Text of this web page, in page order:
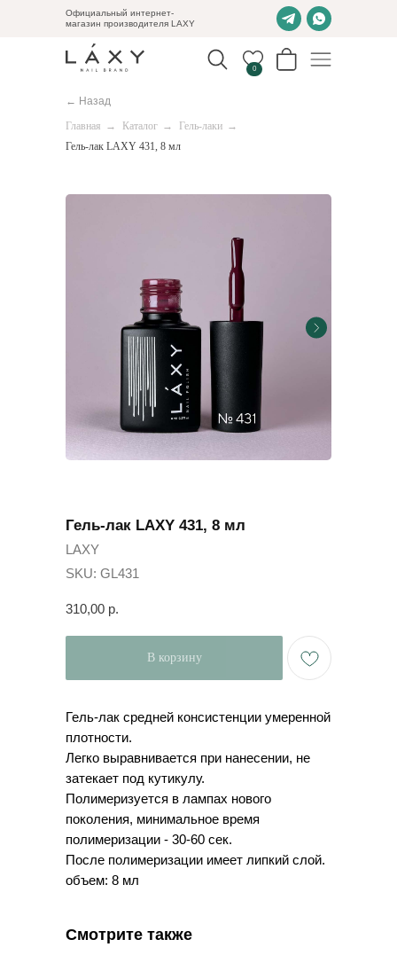
Официальный интернет-
магазин производителя LAXY
0
← Назад
Главная → Каталог → Гель-лаки →
Гель-лак LAXY 431, 8 мл
Гель-лак LAXY 431, 8 мл
LAXY
SKU: GL431
310,00 р.
В корзину
Гель-лак средней консистенции умеренной
плотности.
Легко выравнивается при нанесении, не
затекает под кутикулу.
Полимеризуется в лампах нового
поколения, минимальное время
полимеризации - 30-60 сек.
После полимеризации имеет липкий слой.
объем: 8 мл
Смотрите также